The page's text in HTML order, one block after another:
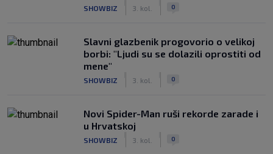
SHOWBIZ 3. kol. 0
Slavni glazbenik progovorio o velikoj
borbi: "Ljudi su se dolazili oprostiti od
mene"
SHOWBIZ 3. kol. 0
Novi Spider-Man ruši rekorde zarade i
u Hrvatskoj
SHOWBIZ 3. kol. 0